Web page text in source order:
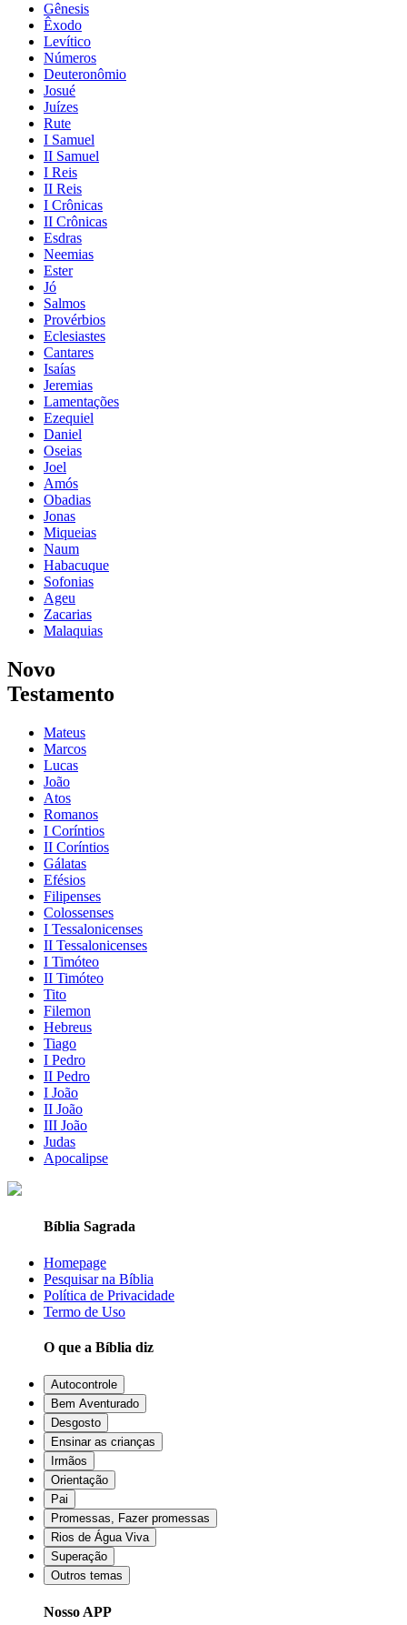
Gênesis
Êxodo
Levítico
Números
Deuteronômio
Josué
Juízes
Rute
I Samuel
II Samuel
I Reis
II Reis
I Crônicas
II Crônicas
Esdras
Neemias
Ester
Jó
Salmos
Provérbios
Eclesiastes
Cantares
Isaías
Jeremias
Lamentações
Ezequiel
Daniel
Oseias
Joel
Amós
Obadias
Jonas
Miqueias
Naum
Habacuque
Sofonias
Ageu
Zacarias
Malaquias
Novo
Testamento
Mateus
Marcos
Lucas
João
Atos
Romanos
I Coríntios
II Coríntios
Gálatas
Efésios
Filipenses
Colossenses
I Tessalonicenses
II Tessalonicenses
I Timóteo
II Timóteo
Tito
Filemon
Hebreus
Tiago
I Pedro
II Pedro
I João
II João
III João
Judas
Apocalipse
Bíblia Sagrada
Homepage
Pesquisar na Bíblia
Política de Privacidade
Termo de Uso
O que a Bíblia diz
Autocontrole
Bem Aventurado
Desgosto
Ensinar as crianças
Irmãos
Orientação
Pai
Promessas, Fazer promessas
Rios de Água Viva
Superação
Outros temas
Nosso APP